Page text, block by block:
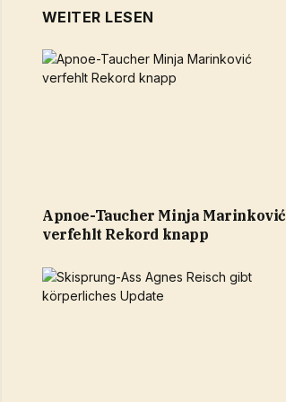
WEITER LESEN
Apnoe-Taucher Minja Marinković
verfehlt Rekord knapp